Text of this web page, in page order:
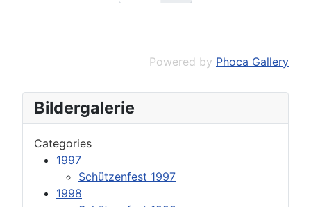
Bildergalerie
Categories
1997
Schützenfest 1997
1998
Powered by Phoca Gallery